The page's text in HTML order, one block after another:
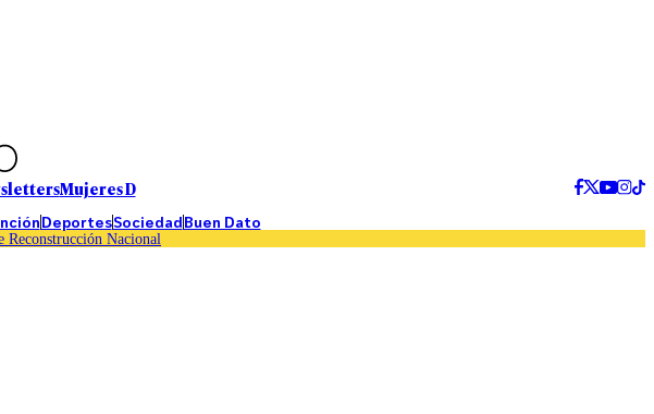
Mujeres D
DeportesSociedadBuen Dato
Reconstrucción Nacional